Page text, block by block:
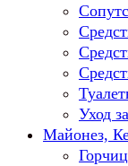
Уход
Майонез,